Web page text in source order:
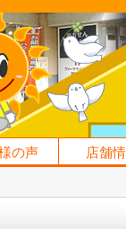
の声 店舗